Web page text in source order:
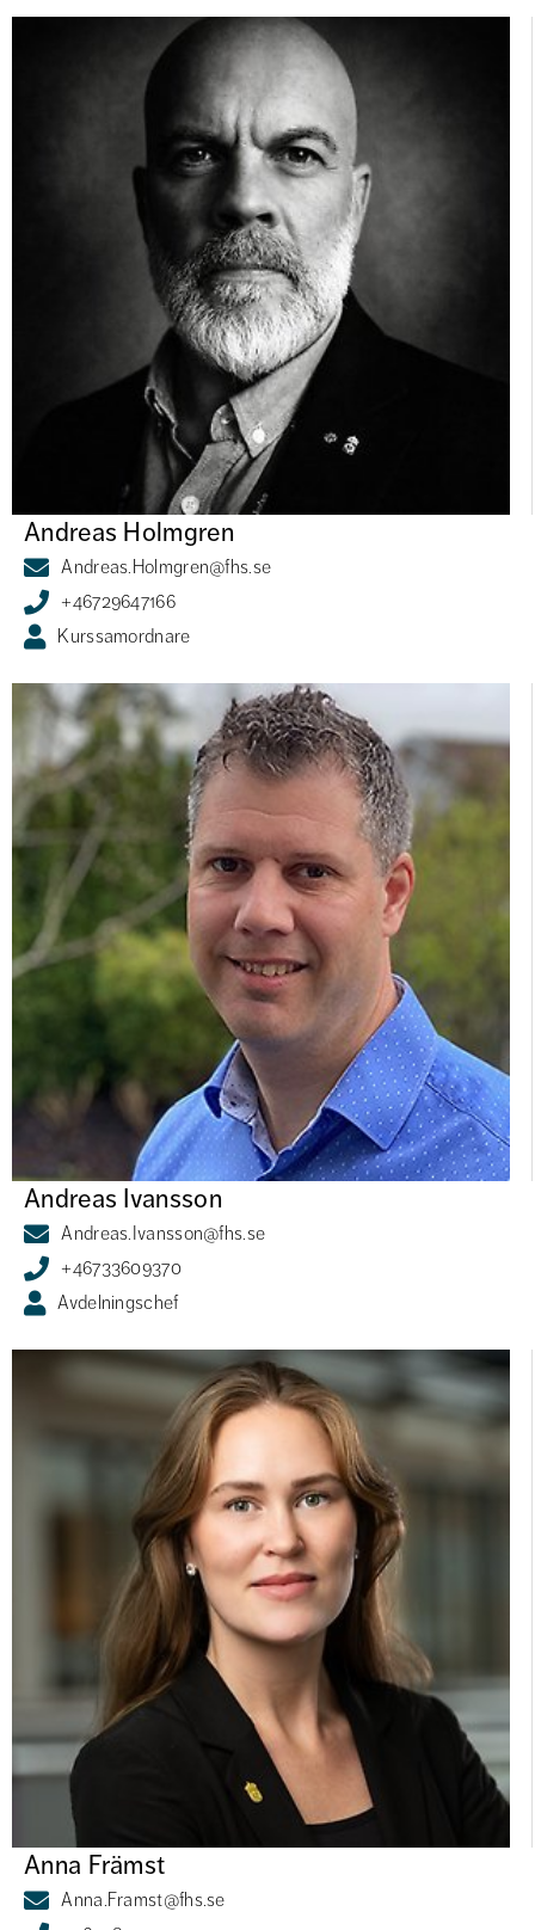
Andreas Holmgren
Andreas.Holmgren@fhs.se
+46729647166
Kurssamordnare
Andreas Ivansson
Andreas.Ivansson@fhs.se
+46733609370
Avdelningschef
Anna Främst
Anna.Framst@fhs.se